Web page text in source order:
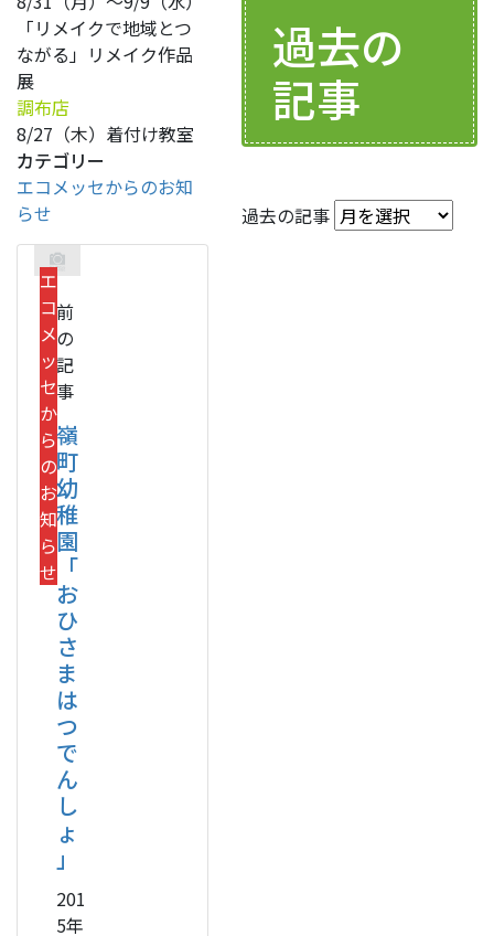
「リメイクで地域とつ
ながる」リメイク作品
展
調布店
8/27（木）着付け教室
カテゴリー
エコメッセからのお知
らせ
エ
コ
メ
ッ
セ
か
ら
の
お
知
ら
せ
前
の
記
事
嶺
町
幼
稚
園
「
お
ひ
さ
ま
は
つ
で
ん
し
ょ
」
201
5年
過去の
記事
過去の記事